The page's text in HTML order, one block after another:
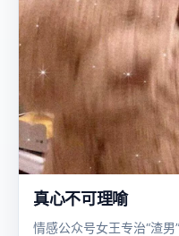
真心不可理喻
情感公众号女王专治“渣